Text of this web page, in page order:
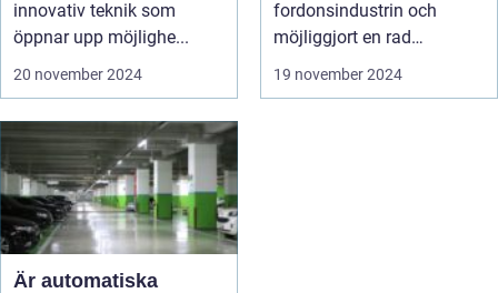
innovativ teknik som
öppnar upp möjlighe...
20 november 2024
fordonsindustrin och
möjliggjort en rad
banbrytande innovationer
19 november 2024
Är automatiska